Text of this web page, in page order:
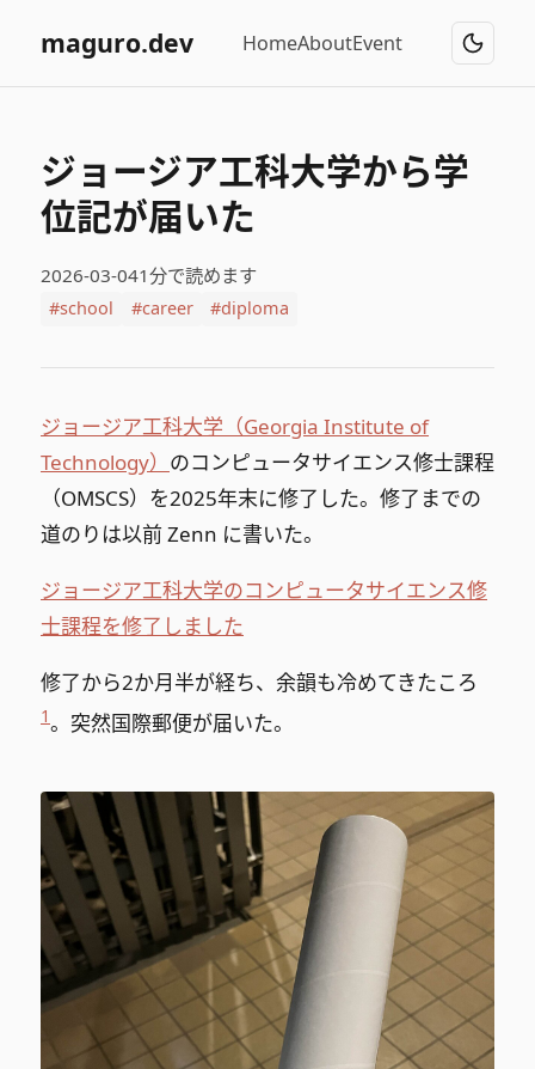
maguro.dev HomeAboutEvent
ジョージア工科大学から学
位記が届いた
2026-03-041分で読めます
#school #career #diploma
ジョージア工科大学（Georgia Institute of
Technology） のコンピュータサイエンス修士課程
（OMSCS）を2025年末に修了した。修了までの
道のりは以前 Zenn に書いた。
ジョージア工科大学のコンピュータサイエンス修
士課程を修了しました
修了から2か月半が経ち、余韻も冷めてきたころ
1。突然国際郵便が届いた。